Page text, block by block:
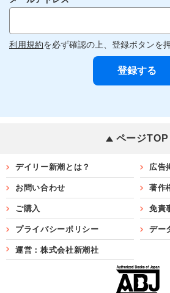
利用規約を必ず確認の上、登録ボタンを
ページTOP
デイリー新潮とは？ 広告
お問い合わせ 著作
ご購入 免責
プライバシーポリシー デー
運営：株式会社新潮社